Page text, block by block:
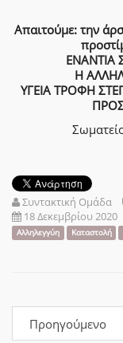
Απαιτούμε: την
ΕΝΑΝΤΙΑ
Η
ΥΓΕΙΑ ΤΡΟΦΗ
Συντακτική Ομάδα
18 Δεκεμβρίου 2020
Αλληλεγγύη Καταστολή
Προηγούμενο